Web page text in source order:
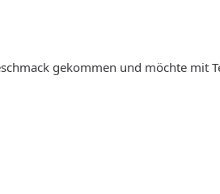
gekommen und möchte mit